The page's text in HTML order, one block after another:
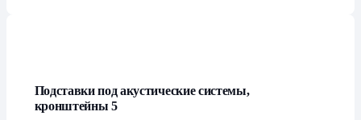
Подставки под акустические системы,
кронштейны5